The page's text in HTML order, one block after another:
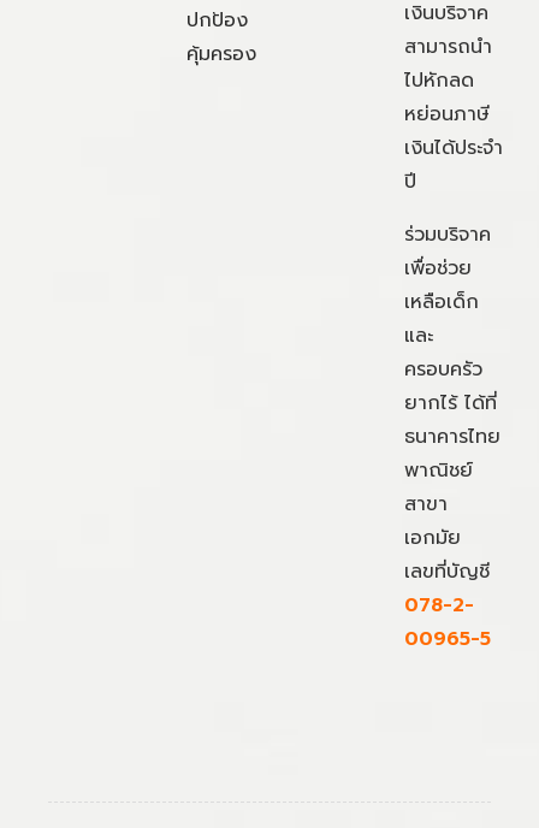
ปกป้อง
คุ้มครอง
เงินบริจาค
สามารถนำ
ไปหักลด
หย่อนภาษี
เงินได้ประจำ
ปี
ร่วมบริจาค
เพื่อช่วย
เหลือเด็ก
และ
ครอบครัว
ยากไร้ ได้ที่
ธนาคารไทย
พาณิชย์
สาขา
เอกมัย
เลขที่บัญชี
078-2-
00965-5